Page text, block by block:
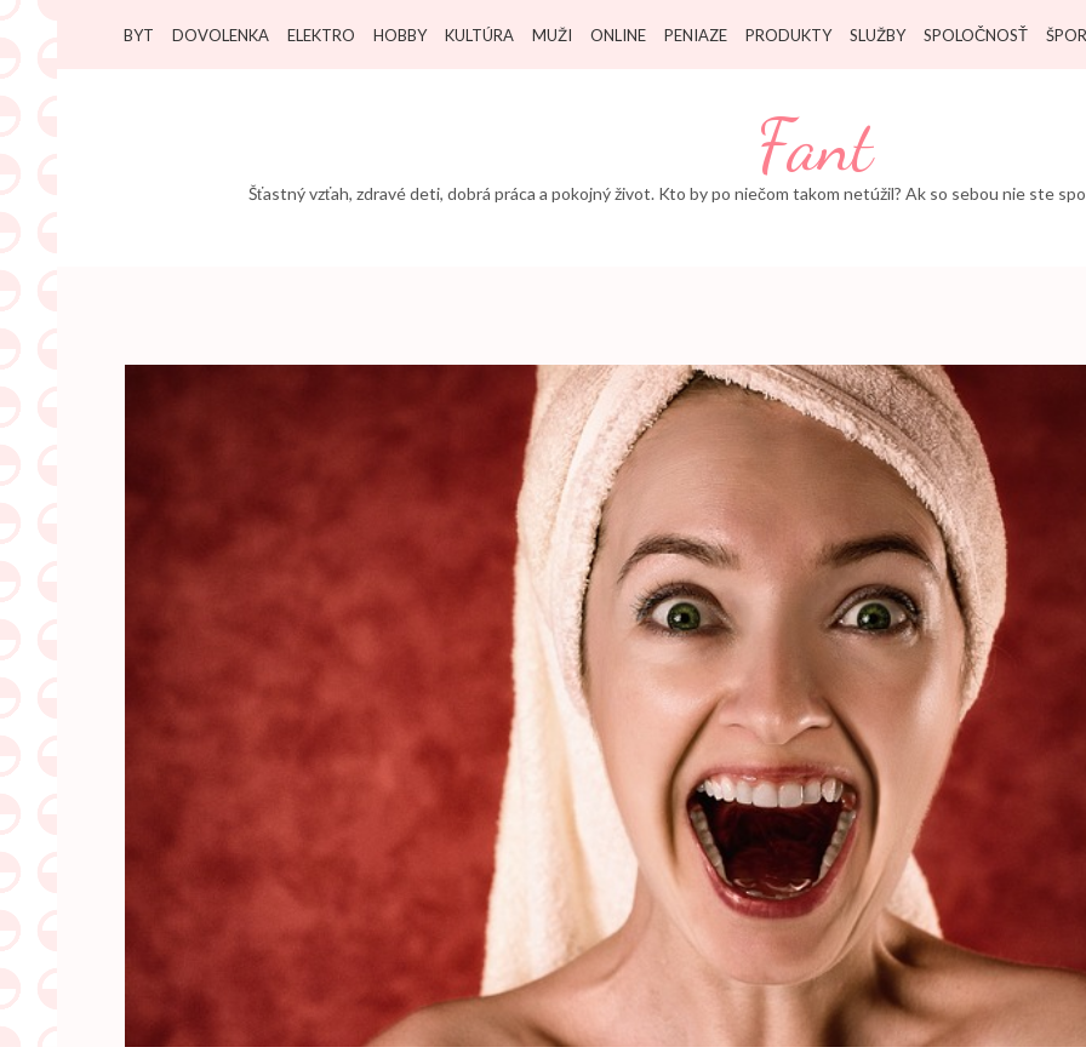
BYT DOVOLENKA ELEKTRO HOBBY KULTÚRA MUŽI ONLINE PENIAZE PRODUKTY SLUŽBY SPOLOČNOSŤ
Fant
Šťastný vzťah, zdravé deti, dobrá práca a pokojný život. Kto by po niečom takom netúžil? Ak so sebou nie ste